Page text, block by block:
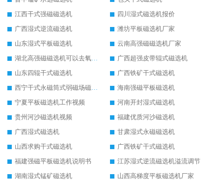
江西干式强磁磁选机
四川湿式磁选机报价
广西湿式逆流磁选机
潍坊平板磁选机厂家
山东湿式平板磁选机
云南高强磁磁选机厂家
湖北高强磁磁选机可以去氧化铝
广西超强皮带辊式磁选机
山东四辊干式磁选机
广西铁矿干式磁选机
西宁干式永磁筒式弱磁场磁选机结构图
海南强磁平板磁选机
宁夏平板磁选机工作视频
河南开封湿式磁选机
贵州河沙磁选机视频
福建优质河沙磁选机
广西湿式磁选机
甘肃湿式永磁磁选机
山西求购干式磁选机
广西铁矿干式磁选机
福建强磁平板磁选机说明书
江苏湿式逆流磁选机溢流调节
湖南湿式锰矿磁选机
山西高梯度平板磁选机厂家